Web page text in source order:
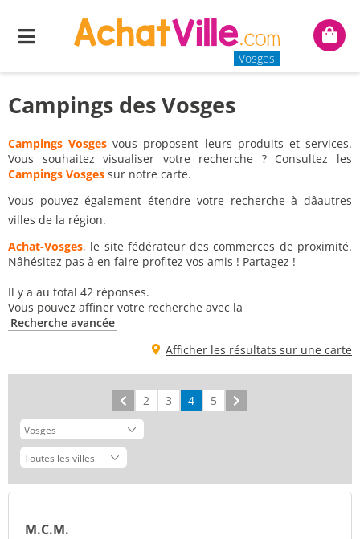
Menu
Vosges
Mon
Campings des Vosges
Campings Vosges vous proposent leurs produits et services.
Vous souhaitez visualiser votre recherche ? Consultez les
Campings Vosges sur notre carte.
Vous pouvez également étendre votre recherche à dâautres
villes de la région.
Achat-Vosges, le site fédérateur des commerces de proximité.
Nâhésitez pas à en faire profitez vos amis ! Partagez !
Il y a au total 42 réponses.
Vous pouvez affiner votre recherche avec la
Recherche avancée
Afficher les résultats sur une carte
Précédent
2 3 4 5
M.C.M.